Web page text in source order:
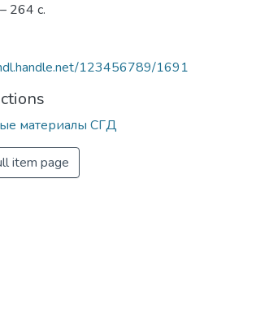
264 с.
123456789/1691
материалы СГД
item page